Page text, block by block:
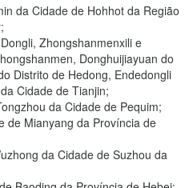
da Cidade de Hohhot da Região
Zhongshanmenxili e
Donghuijiayuan do
Distrito de Hedong, Endedongli
Cidade de Tianjin;
da Cidade de Pequim;
de Mianyang da Província de
da Cidade de Suzhou da